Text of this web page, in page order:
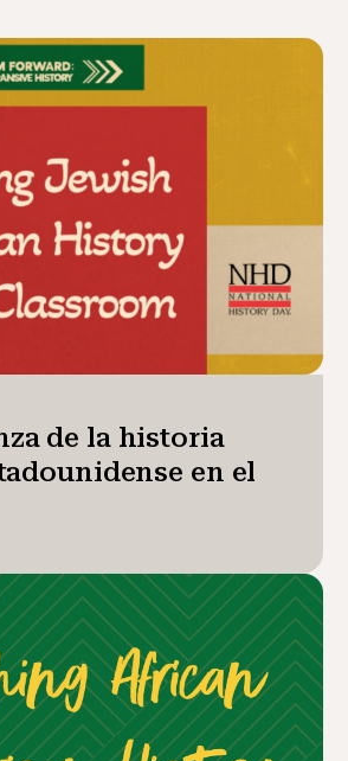
de la historia
en el